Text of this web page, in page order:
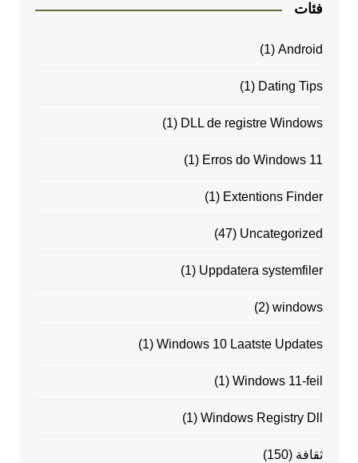
فئات
Android
(1)
Dating Tips
(1)
DLL de registre Windows
(1)
Erros do Windows 11
(1)
Extentions Finder
(1)
Uncategorized
(47)
Uppdatera systemfiler
(1)
windows
(2)
Windows 10 Laatste Updates
(1)
Windows 11-feil
(1)
Windows Registry Dll
(1)
ثقافة (150)